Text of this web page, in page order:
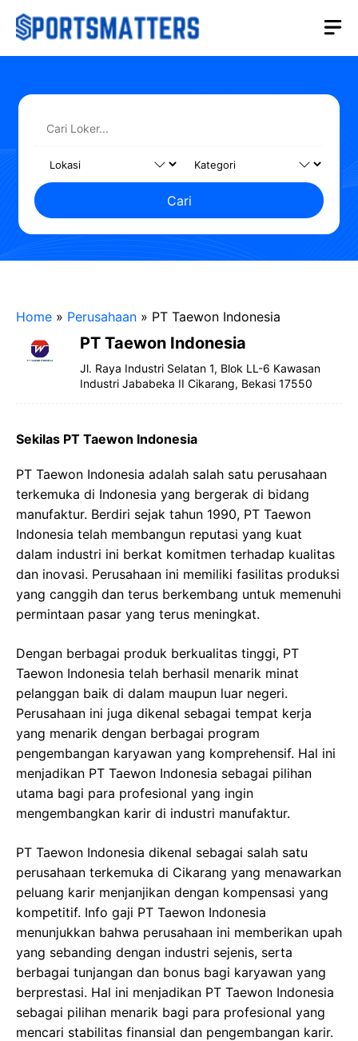
Langsung
Cari
Home » Perusahaan » PT Taewon Indonesia
PT Taewon Indonesia
Jl. Raya Industri Selatan 1, Blok LL-6 Kawasan
Industri Jababeka II Cikarang, Bekasi 17550
Sekilas PT Taewon Indonesia
PT Taewon Indonesia adalah salah satu perusahaan
terkemuka di Indonesia yang bergerak di bidang
manufaktur. Berdiri sejak tahun 1990, PT Taewon
Indonesia telah membangun reputasi yang kuat
dalam industri ini berkat komitmen terhadap kualitas
dan inovasi. Perusahaan ini memiliki fasilitas produksi
yang canggih dan terus berkembang untuk memenuhi
permintaan pasar yang terus meningkat.
Dengan berbagai produk berkualitas tinggi, PT
Taewon Indonesia telah berhasil menarik minat
pelanggan baik di dalam maupun luar negeri.
Perusahaan ini juga dikenal sebagai tempat kerja
yang menarik dengan berbagai program
pengembangan karyawan yang komprehensif. Hal ini
menjadikan PT Taewon Indonesia sebagai pilihan
utama bagi para profesional yang ingin
mengembangkan karir di industri manufaktur.
PT Taewon Indonesia dikenal sebagai salah satu
perusahaan terkemuka di Cikarang yang menawarkan
peluang karir menjanjikan dengan kompensasi yang
kompetitif. Info gaji PT Taewon Indonesia
menunjukkan bahwa perusahaan ini memberikan upah
yang sebanding dengan industri sejenis, serta
berbagai tunjangan dan bonus bagi karyawan yang
berprestasi. Hal ini menjadikan PT Taewon Indonesia
sebagai pilihan menarik bagi para profesional yang
mencari stabilitas finansial dan pengembangan karir.